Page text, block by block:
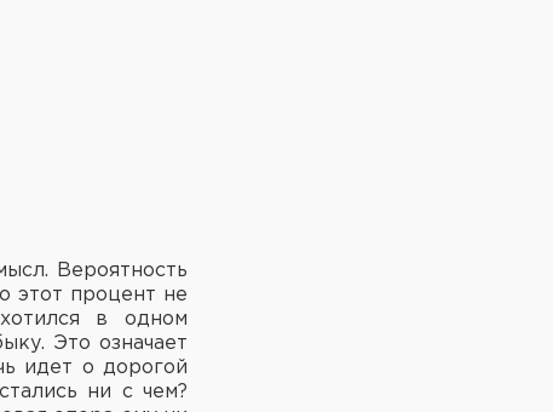
Вероятность
этот процент не
в одном
Это означает
идет о дорогой
ни с чем?